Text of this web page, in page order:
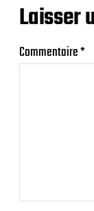
Laisser
Commentaire*